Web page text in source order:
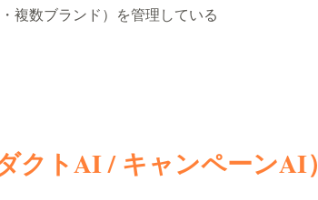
複数ブランド）を管理している
クトAI / キャンペーンAI）